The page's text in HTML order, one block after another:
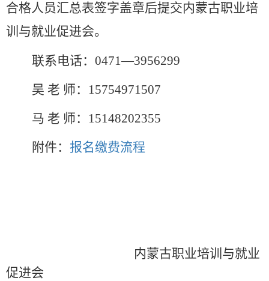
合格人员汇总表签字盖章后提交内蒙古职业培
训与就业促进会。
联系电话：0471—3956299
吴 老 师： 15754971507
马 老 师：15148202355
附件： 报名缴费流程
内蒙古职业培训与就业
促进会